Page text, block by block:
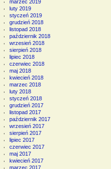
marzec 2019
luty 2019
styczeń 2019
grudzień 2018
listopad 2018
październik 2018
wrzesień 2018
sierpień 2018
lipiec 2018
czerwiec 2018
maj 2018
kwiecień 2018
marzec 2018
luty 2018
styczeń 2018
grudzień 2017
listopad 2017
październik 2017
wrzesień 2017
sierpień 2017
lipiec 2017
czerwiec 2017
maj 2017
kwiecień 2017
marzec 2017